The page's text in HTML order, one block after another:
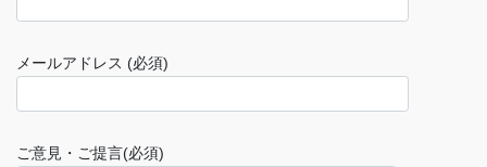
メールアドレス (必須)
ご意見・ご提言(必須)